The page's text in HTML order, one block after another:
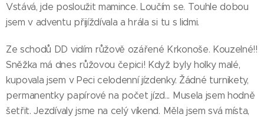
Vstává, jde posloužit mamince. Loučím se. Touhle dobou
jsem v adventu přijíždívala a hrála si tu s lidmi.
Ze schodů DD vidím růžově ozářené Krkonoše. Kouzelné!!
Sněžka má dnes růžovou čepici! Když byly holky malé,
kupovala jsem v Peci celodenní jízdenky. Žádné turnikety,
permanentky papírové na počet jízd... Musela jsem hodně
šetřit. Jezdívaly jsme na celý víkend. Měla jsem svá místa,